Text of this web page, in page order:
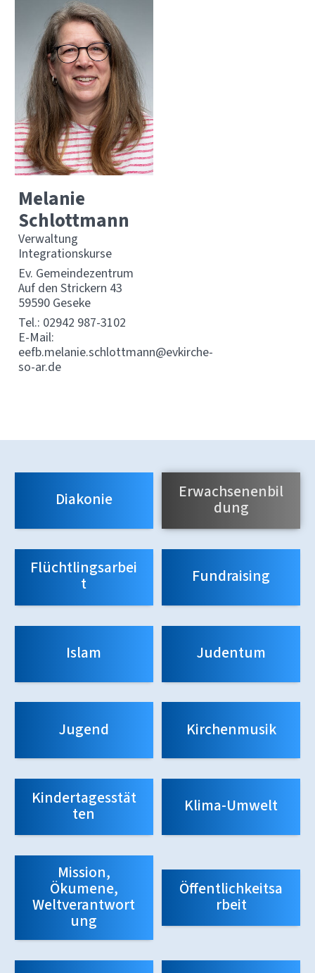
Melanie
Schlottmann
Verwaltung
Integrationskurse
Ev. Gemeindezentrum
Auf den Strickern 43
59590 Geseke
Tel.: 02942 987-3102
E-Mail:
eefb.melanie.schlottmann@evkirche-
so-ar.de
Diakonie Erwachsenenbil
dung
Flüchtlingsarbei
t Fundraising
Islam Judentum
Jugend Kirchenmusik
Kindertagesstät
ten Klima-Umwelt
Mission,
Ökumene,
Weltverantwort
ung
Öffentlichkeitsa
rbeit